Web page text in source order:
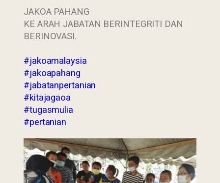
JAKOA PAHANG
KE ARAH JABATAN BERINTEGRITI DAN
BERINOVASI.
#jakoamalaysia
#jakoapahang
#jabatanpertanian
#kitajagaoa
#tugasmulia
#pertanian